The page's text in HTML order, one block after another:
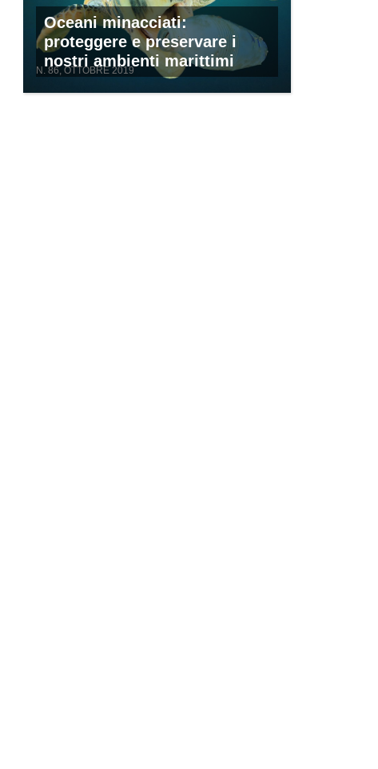
Oceani minacciati:
proteggere e preservare i
nostri ambienti marittimi
N. 86, OTTOBRE 2019